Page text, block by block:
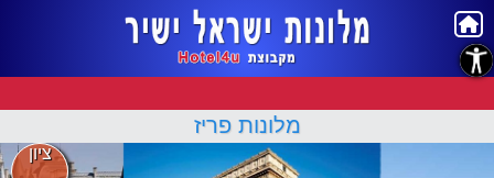
מלונות פריז
ציון
נגישות